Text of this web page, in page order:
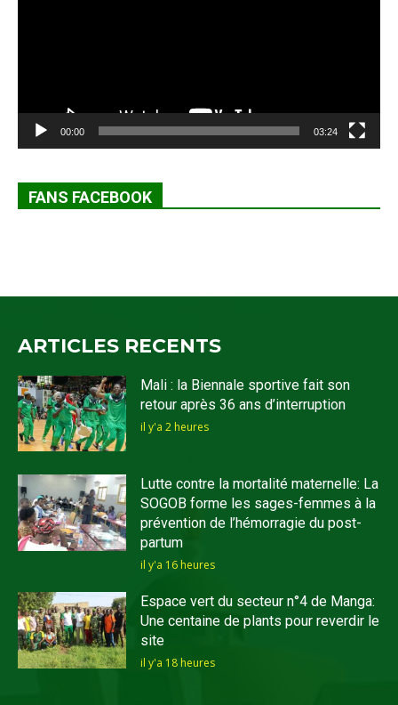
00:00 03:24
FANS FACEBOOK
ARTICLES RECENTS
Mali : la Biennale sportive fait son
retour après 36 ans d’interruption
il y'a 2 heures
Lutte contre la mortalité maternelle: La
SOGOB forme les sages-femmes à la
prévention de l’hémorragie du post-
partum
il y'a 16 heures
Espace vert du secteur n°4 de Manga:
Une centaine de plants pour reverdir le
site
il y'a 18 heures